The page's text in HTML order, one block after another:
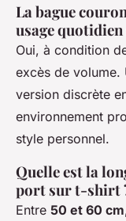
La bague
usage quotidien
Oui, à condition
excès de volume.
version discrète
environnement
style personnel.
Quelle est la
port sur t-shirt
Entre 50 et 60 cm